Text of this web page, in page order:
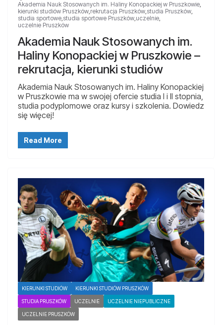
Akademia Nauk Stosowanych im. Haliny Konopackiej w Pruszkowie,
kierunki studiów Pruszków,rekrutacja Pruszków,studia Pruszków,
studia sportowe,studia sportowe Pruszków,uczelnie,
uczelnie Pruszków
Akademia Nauk Stosowanych im.
Haliny Konopackiej w Pruszkowie –
rekrutacja, kierunki studiów
Akademia Nauk Stosowanych im. Haliny Konopackiej
w Pruszkowie ma w swojej ofercie studia I i II stopnia,
studia podyplomowe oraz kursy i szkolenia. Dowiedz
się więcej!
Read More
KIERUNKI STUDIÓW KIERUNKI STUDIÓW PRUSZKÓW
STUDIA PRUSZKÓW UCZELNIE UCZELNIE NIEPUBLICZNE
UCZELNIE PRUSZKÓW